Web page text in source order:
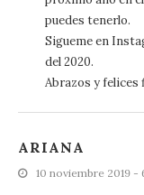
puedes tenerlo.
Sigueme en
del 2020.
Abrazos y felices
ARIANA
10 noviembre 2019 -